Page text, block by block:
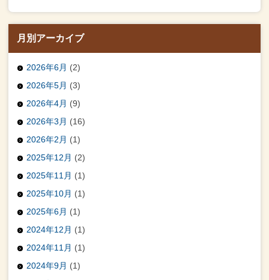
月別アーカイブ
2026年6月 (2)
2026年5月 (3)
2026年4月 (9)
2026年3月 (16)
2026年2月 (1)
2025年12月 (2)
2025年11月 (1)
2025年10月 (1)
2025年6月 (1)
2024年12月 (1)
2024年11月 (1)
2024年9月 (1)